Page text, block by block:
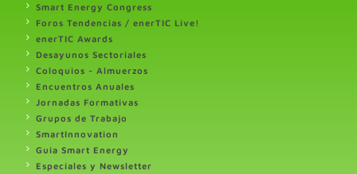
Smart Energy Congress
Foros Tendencias / enerTIC Live!
enerTIC Awards
Desayunos Sectoriales
Coloquios - Almuerzos
Encuentros Anuales
Jornadas Formativas
Grupos de Trabajo
SmartInnovation
Guia Smart Energy
Especiales y Newsletter